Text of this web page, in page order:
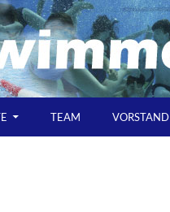
TEAM VORSTAND